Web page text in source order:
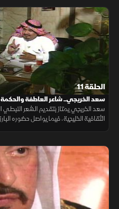
الحلقة 11
سعد الخريجي.. شاعر العاطفة والحكمة
سعد الخريجي يمتاز بتقديم الشعر النبطي
الثقافية الخليجية، فيما يواصل حضوره